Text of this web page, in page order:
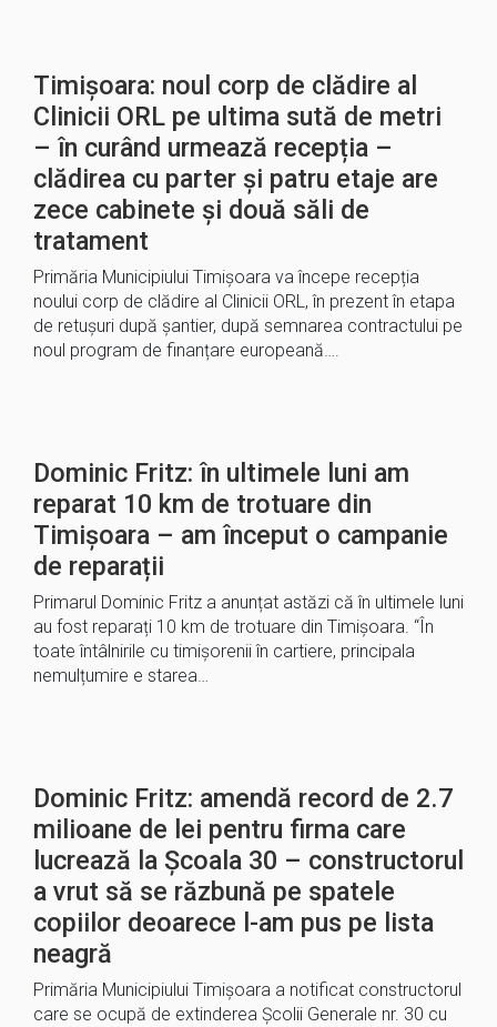
Timișoara: noul corp de clădire al
Clinicii ORL pe ultima sută de metri
– în curând urmează recepția –
clădirea cu parter și patru etaje are
zece cabinete și două săli de
tratament
Primăria Municipiului Timișoara va începe recepția
noului corp de clădire al Clinicii ORL, în prezent în etapa
de retușuri după șantier, după semnarea contractului pe
noul program de finanțare europeană….
Dominic Fritz: în ultimele luni am
reparat 10 km de trotuare din
Timișoara – am început o campanie
de reparații
Primarul Dominic Fritz a anunțat astăzi că în ultimele luni
au fost reparați 10 km de trotuare din Timișoara. “În
toate întâlnirile cu timișorenii în cartiere, principala
nemulțumire e starea…
Dominic Fritz: amendă record de 2.7
milioane de lei pentru firma care
lucrează la Școala 30 – constructorul
a vrut să se răzbună pe spatele
copiilor deoarece l-am pus pe lista
neagră
Primăria Municipiului Timișoara a notificat constructorul
care se ocupă de extinderea Școlii Generale nr. 30 cu